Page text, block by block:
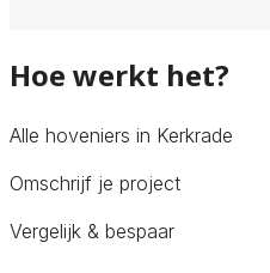
Hoe werkt het?
Alle hoveniers in Kerkrade
Omschrijf je project
Vergelijk & bespaar